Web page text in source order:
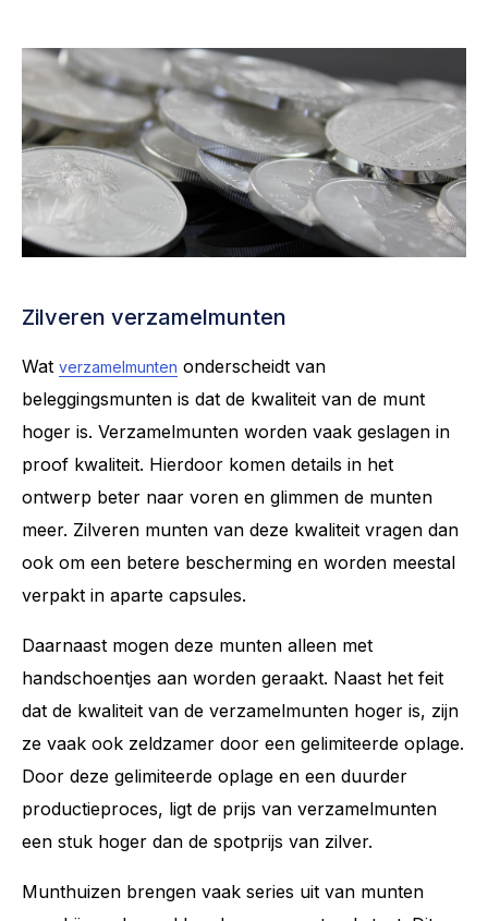
Zilveren verzamelmunten
Wat verzamelmunten onderscheidt van
beleggingsmunten is dat de kwaliteit van de munt
hoger is. Verzamelmunten worden vaak geslagen in
proof kwaliteit. Hierdoor komen details in het
ontwerp beter naar voren en glimmen de munten
meer. Zilveren munten van deze kwaliteit vragen dan
ook om een betere bescherming en worden meestal
verpakt in aparte capsules.
Daarnaast mogen deze munten alleen met
handschoentjes aan worden geraakt. Naast het feit
dat de kwaliteit van de verzamelmunten hoger is, zijn
ze vaak ook zeldzamer door een gelimiteerde oplage.
Door deze gelimiteerde oplage en een duurder
productieproces, ligt de prijs van verzamelmunten
een stuk hoger dan de spotprijs van zilver.
Munthuizen brengen vaak series uit van munten